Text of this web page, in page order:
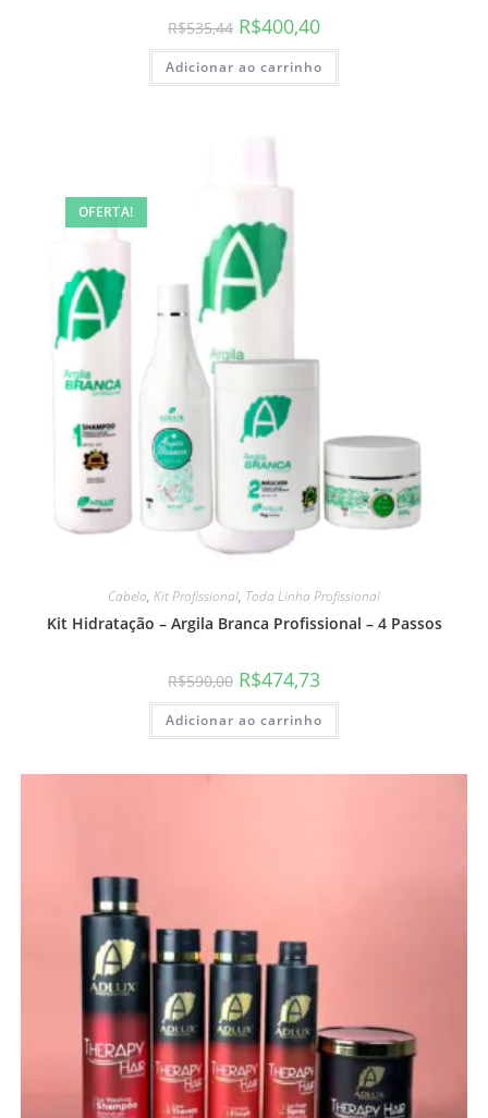
R$535,44 R$400,40
Adicionar ao carrinho
OFERTA!
Cabelo, Kit Profissional, Toda Linha Profissional
Kit Hidratação – Argila Branca Profissional – 4 Passos
R$590,00 R$474,73
Adicionar ao carrinho